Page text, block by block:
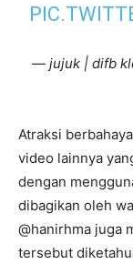
— jujuk | difb
Atraksi
video lainnya
dengan
dibagikan oleh
@hanirhma juga
tersebut